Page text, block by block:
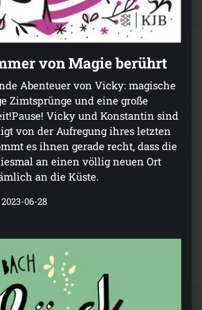
von Magie berührt
Abenteuer von Vicky: magische
Zimtsprünge und eine große
Vicky und Konstantin sind
von der Aufregung ihres letzten
es ihnen gerade recht, dass die
an einen völlig neuen Ort
an die Küste.
2023-06-28